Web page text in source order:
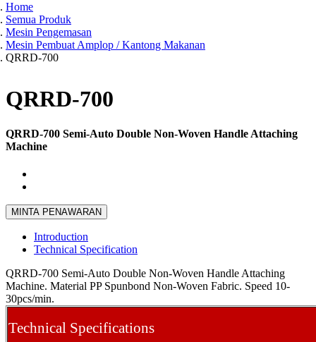
Home
Semua Produk
Mesin Pengemasan
Mesin Pembuat Amplop / Kantong Makanan
QRRD-700
QRRD-700
QRRD-700 Semi-Auto Double Non-Woven Handle Attaching
Machine
MINTA PENAWARAN
Introduction
Technical Specification
QRRD-700 Semi-Auto Double Non-Woven Handle Attaching
Machine. Material PP Spunbond Non-Woven Fabric. Speed 10-
30pcs/min.
Technical Specifications